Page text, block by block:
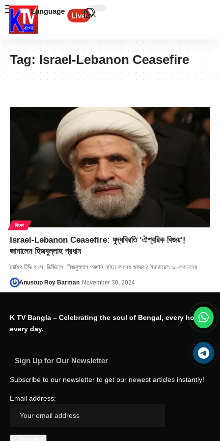
Language
Tag: Israel-Lebanon Ceasefire
বিদেশ
Israel-Lebanon Ceasefire: যুদ্ধবিরতি ‘ঐশ্বরিক বিজয়’!
জানালেন হিজবুল্লাহ প্রধান
ট্রাইব টিভি বাংলা ডিজিটাল: হিজবুল্লাহ প্রধান নাইম কাসেম শুক্রবার ইজরায়েল ও লেবাননের…
Anustup Roy Barman November 30, 2024
K TV Bangla – Celebrating the soul of Bengal, every hour,
every day.
Sign Up for Our Newsletter
Subscribe to our newsletter to get our newest articles instantly!
Email address: